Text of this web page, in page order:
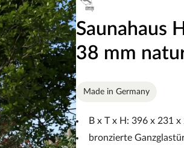
Saunahaus
38 mm
Made in Germany
B x T x H: 396 x 231 x
bronzierte